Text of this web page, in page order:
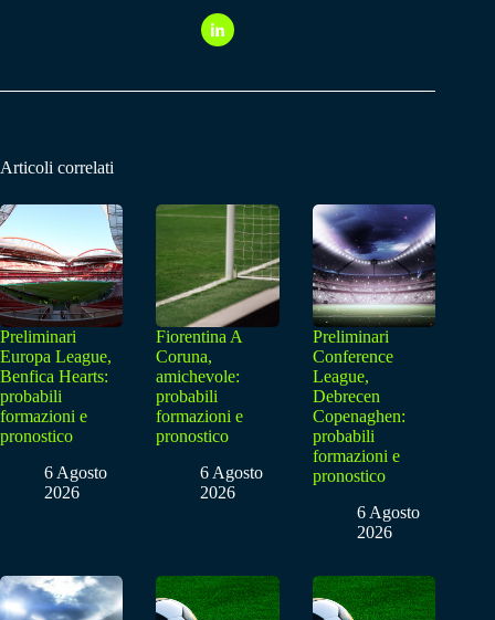
Articoli correlati
Preliminari
Europa League,
Benfica Hearts:
probabili
formazioni e
pronostico
6 Agosto
2026
Fiorentina A
Coruna,
amichevole:
probabili
formazioni e
pronostico
6 Agosto
2026
Preliminari
Conference
League,
Debrecen
Copenaghen:
probabili
formazioni e
pronostico
6 Agosto
2026